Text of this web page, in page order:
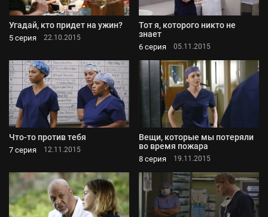
Угадай, кто придет на ужин?
5 серия 22.10.2015
Тот я, которого никто не
знает
6 серия 05.11.2015
Что-то против тебя
7 серия 12.11.2015
Вещи, которые мы потеряли
во время пожара
8 серия 19.11.2015